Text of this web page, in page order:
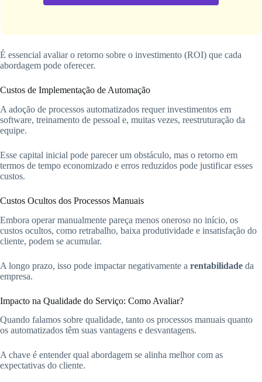
É essencial avaliar o retorno sobre o investimento (ROI) que cada
abordagem pode oferecer.
Custos de Implementação de Automação
A adoção de processos automatizados requer investimentos em
software, treinamento de pessoal e, muitas vezes, reestruturação da
equipe.
Esse capital inicial pode parecer um obstáculo, mas o retorno em
termos de tempo economizado e erros reduzidos pode justificar esses
custos.
Custos Ocultos dos Processos Manuais
Embora operar manualmente pareça menos oneroso no início, os
custos ocultos, como retrabalho, baixa produtividade e insatisfação do
cliente, podem se acumular.
A longo prazo, isso pode impactar negativamente a rentabilidade da
empresa.
Impacto na Qualidade do Serviço: Como Avaliar?
Quando falamos sobre qualidade, tanto os processos manuais quanto
os automatizados têm suas vantagens e desvantagens.
A chave é entender qual abordagem se alinha melhor com as
expectativas do cliente.